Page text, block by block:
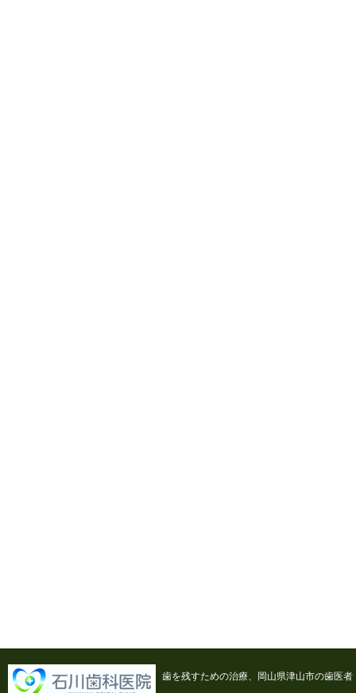
歯を残すための治療、岡山県津山市の歯医